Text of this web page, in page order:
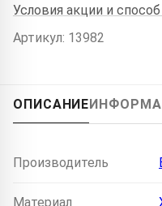
Условия акции и
Артикул: 13982
ОПИСАНИЕ
Производитель
Материал